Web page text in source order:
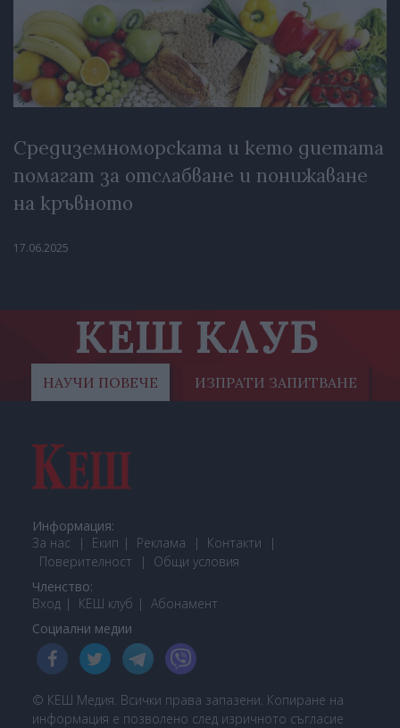
Средиземноморската и кето диетата
помагат за отслабване и понижаване
на кръвното
17.06.2025
КЕШ КЛУБ
НАУЧИ ПОВЕЧЕ ИЗПРАТИ ЗАПИТВАНЕ
Информация:
За нас
Екип Реклама
Контакти
Поверителност
Общи условия
Членство:
Вход
КЕШ клуб Абонамент
Социални медии
© КЕШ Медия. Всички права запазени. Копиране на
информация е позволено след изричното съгласие